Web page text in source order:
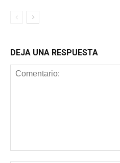
DEJA UNA RESPUESTA